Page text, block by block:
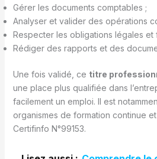
Gérer les documents comptables ;
Analyser et valider des opérations
Respecter les obligations légales et
Rédiger des rapports et des
Une fois validé, ce titre
une place plus qualifiée dans
facilement un emploi. Il est
organismes de formation continue
Certifinfo N°99153.